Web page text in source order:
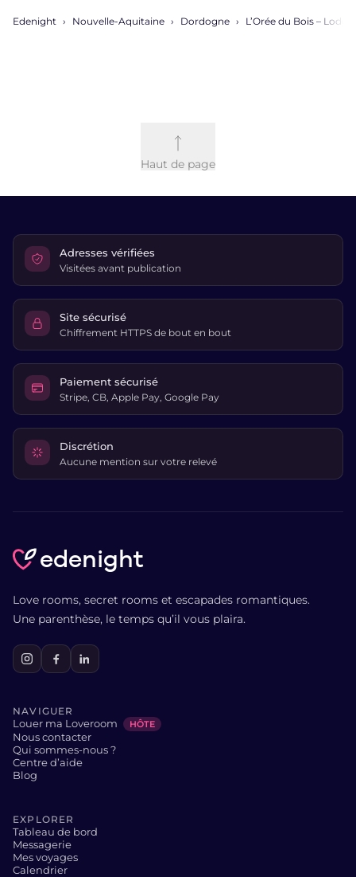
Edenight Nouvelle-Aquitaine Dordogne L’Orée du Bois –
Haut de page
Adresses vérifiées
Visitées avant publication
Site sécurisé
Chiffrement HTTPS de bout en bout
Paiement sécurisé
Stripe, CB, Apple Pay, Google Pay
Discrétion
Aucune mention sur votre relevé
edenight
Love rooms, secret rooms et escapades romantiques.
Une parenthèse, le temps qu’il vous plaira.
NAVIGUER
Louer ma Loveroom HÔTE
Nous contacter
Qui sommes-nous ?
Centre d’aide
Blog
EXPLORER
Tableau de bord
Messagerie
Mes voyages
Calendrier